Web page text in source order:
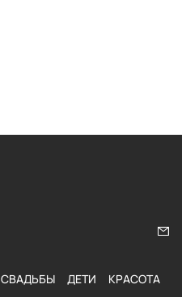
СВАДЬБЫ ДЕТИ КРАСОТА